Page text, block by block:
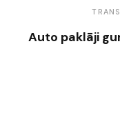
Auto paklāji